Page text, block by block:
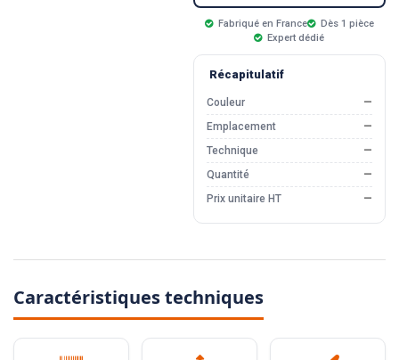
Fabriqué en France
Dès 1 pièce
Expert dédié
Récapitulatif
Couleur
—
Emplacement
—
Technique
—
Quantité
—
Prix unitaire HT
—
Caractéristiques techniques